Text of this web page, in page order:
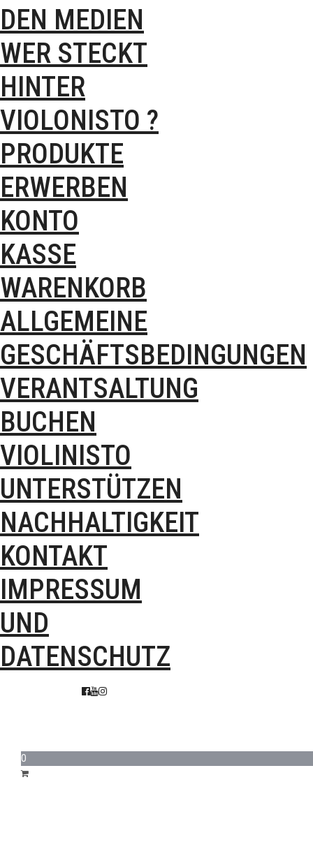
DEN MEDIEN
WER STECKT
HINTER
VIOLONISTO ?
PRODUKTE
ERWERBEN
KONTO
KASSE
WARENKORB
ALLGEMEINE
GESCHÄFTSBEDINGUNGEN
VERANTSALTUNG
BUCHEN
VIOLINISTO
UNTERSTÜTZEN
NACHHALTIGKEIT
KONTAKT
IMPRESSUM
UND
DATENSCHUTZ
0